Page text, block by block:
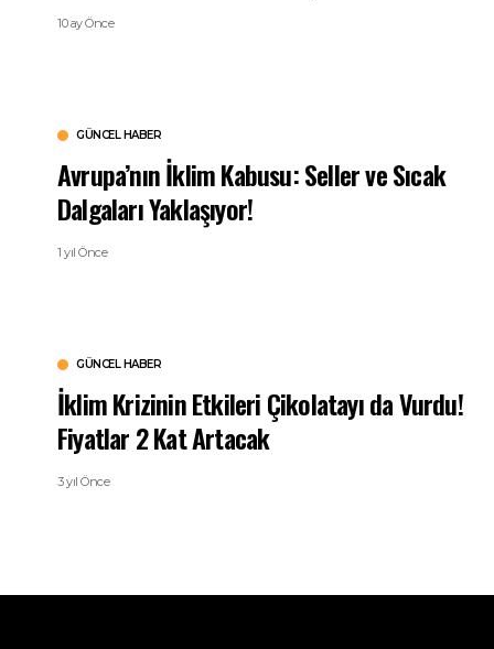
10 ay Önce
GÜNCEL HABER
Avrupa’nın İklim Kabusu: Seller ve Sıcak
Dalgaları Yaklaşıyor!
1 yıl Önce
GÜNCEL HABER
İklim Krizinin Etkileri Çikolatayı da Vurdu!
Fiyatlar 2 Kat Artacak
3 yıl Önce